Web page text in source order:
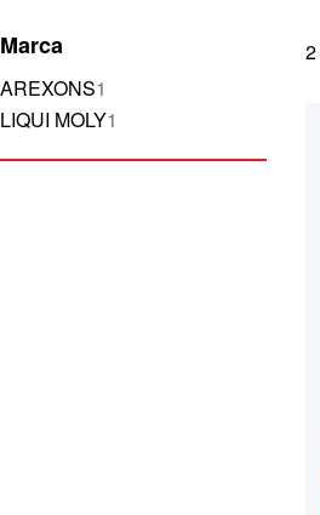
Marca
AREXONS1
elemento
LIQUI MOLY1
elemento
2